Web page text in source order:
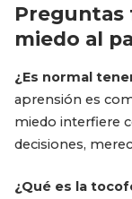
Preguntas
miedo al
¿Es normal
aprensión es
miedo interfiere
decisiones,
¿Qué es la